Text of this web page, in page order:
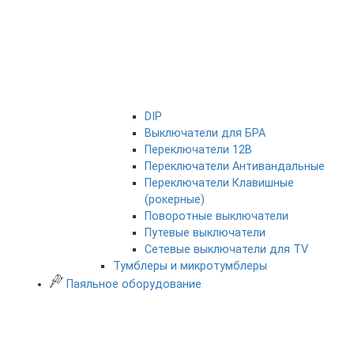
DIP
Выключатели для БРА
Переключатели 12В
Переключатели Антивандальные
Переключатели Клавишные
(рокерные)
Поворотные выключатели
Путевые выключатели
Сетевые выключатели для TV
Тумблеры и микротумблеры
Паяльное оборудование